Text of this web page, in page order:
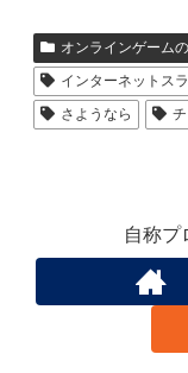
オンラインゲーム
インターネットス
さようなら
自称プ